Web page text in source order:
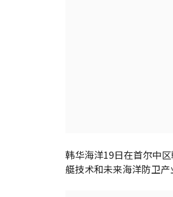
韩华海洋19日在首尔中
艇技术和未来海洋防卫产